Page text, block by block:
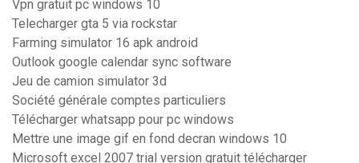
Vpn gratuit pc windows 10
Telecharger gta 5 via rockstar
Farming simulator 16 apk android
Outlook google calendar sync software
Jeu de camion simulator 3d
Société générale comptes particuliers
Télécharger whatsapp pour pc windows
Mettre une image gif en fond decran windows 10
Microsoft excel 2007 trial version gratuit télécharger